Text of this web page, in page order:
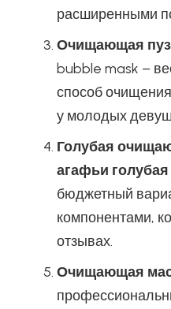
расширенными
Очищающая
bubble mask –
способ
у молодых
Голубая
агафьи
бюджетный
компонентами,
отзывах.
Очищающая